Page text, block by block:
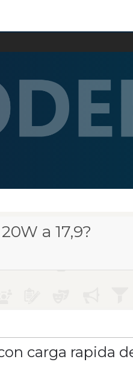
a 17,9?
carga rapida